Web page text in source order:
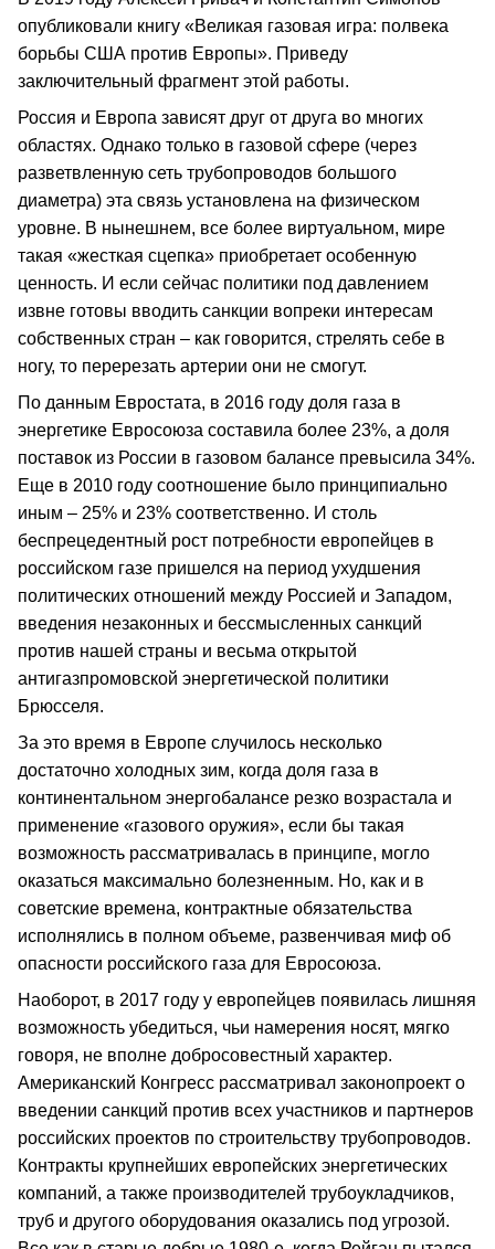
опубликовали книгу «Великая газовая игра: полвека
борьбы США против Европы». Приведу
заключительный фрагмент этой работы.
Россия и Европа зависят друг от друга во многих
областях. Однако только в газовой сфере (через
разветвленную сеть трубопроводов большого
диаметра) эта связь установлена на физическом
уровне. В нынешнем, все более виртуальном, мире
такая «жесткая сцепка» приобретает особенную
ценность. И если сейчас политики под давлением
извне готовы вводить санкции вопреки интересам
собственных стран – как говорится, стрелять себе в
ногу, то перерезать артерии они не смогут.
По данным Евростата, в 2016 году доля газа в
энергетике Евросоюза составила более 23%, а доля
поставок из России в газовом балансе превысила 34%.
Еще в 2010 году соотношение было принципиально
иным – 25% и 23% соответственно. И столь
беспрецедентный рост потребности европейцев в
российском газе пришелся на период ухудшения
политических отношений между Россией и Западом,
введения незаконных и бессмысленных санкций
против нашей страны и весьма открытой
антигазпромовской энергетической политики
Брюсселя.
За это время в Европе случилось несколько
достаточно холодных зим, когда доля газа в
континентальном энергобалансе резко возрастала и
применение «газового оружия», если бы такая
возможность рассматривалась в принципе, могло
оказаться максимально болезненным. Но, как и в
советские времена, контрактные обязательства
исполнялись в полном объеме, развенчивая миф об
опасности российского газа для Евросоюза.
Наоборот, в 2017 году у европейцев появилась лишняя
возможность убедиться, чьи намерения носят, мягко
говоря, не вполне добросовестный характер.
Американский Конгресс рассматривал законопроект о
введении санкций против всех участников и партнеров
российских проектов по строительству трубопроводов.
Контракты крупнейших европейских энергетических
компаний, а также производителей трубоукладчиков,
труб и другого оборудования оказались под угрозой.